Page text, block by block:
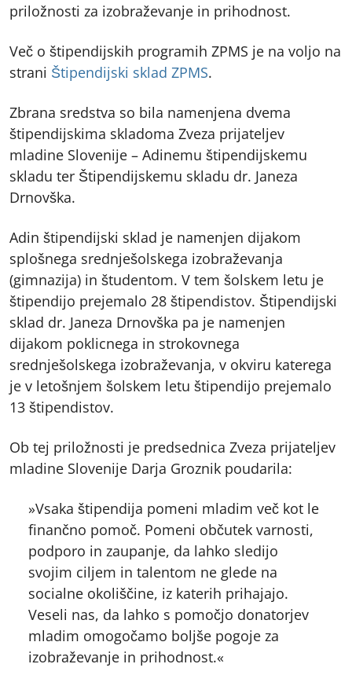
priložnosti za izobraževanje in prihodnost.
Več o štipendijskih programih ZPMS je na voljo na
strani Štipendijski sklad ZPMS.
Zbrana sredstva so bila namenjena dvema
štipendijskima skladoma Zveza prijateljev
mladine Slovenije – Adinemu štipendijskemu
skladu ter Štipendijskemu skladu dr. Janeza
Drnovška.
Adin štipendijski sklad je namenjen dijakom
splošnega srednješolskega izobraževanja
(gimnazija) in študentom. V tem šolskem letu je
štipendijo prejemalo 28 štipendistov. Štipendijski
sklad dr. Janeza Drnovška pa je namenjen
dijakom poklicnega in strokovnega
srednješolskega izobraževanja, v okviru katerega
je v letošnjem šolskem letu štipendijo prejemalo
13 štipendistov.
Ob tej priložnosti je predsednica Zveza prijateljev
mladine Slovenije Darja Groznik poudarila:
»Vsaka štipendija pomeni mladim več kot le
finančno pomoč. Pomeni občutek varnosti,
podporo in zaupanje, da lahko sledijo
svojim ciljem in talentom ne glede na
socialne okoliščine, iz katerih prihajajo.
Veseli nas, da lahko s pomočjo donatorjev
mladim omogočamo boljše pogoje za
izobraževanje in prihodnost.«